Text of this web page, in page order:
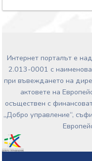
Интернет порталът е
2.013-0001 с
при въвеждането на
актовете на
осъществен с
„Добро управление“,